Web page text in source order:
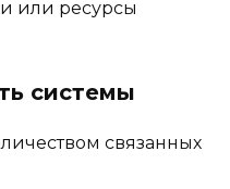
или ресурсы
системы
связанных